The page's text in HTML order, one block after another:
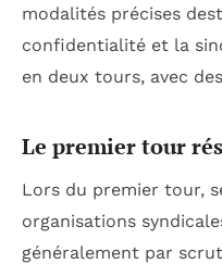
modalités précises
confidentialité et la
en deux tours, avec
Le premier tour
Lors du premier tour,
organisations
généralement par